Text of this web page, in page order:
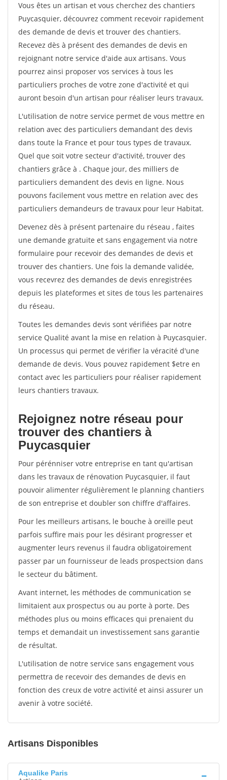
Vous êtes un artisan et vous cherchez des chantiers
Puycasquier, découvrez comment recevoir rapidement
des demande de devis et trouver des chantiers.
Recevez dès à présent des demandes de devis en
rejoignant notre service d'aide aux artisans. Vous
pourrez ainsi proposer vos services à tous les
particuliers proches de votre zone d'activité et qui
auront besoin d'un artisan pour réaliser leurs travaux.
L'utilisation de notre service permet de vous mettre en
relation avec des particuliers demandant des devis
dans toute la France et pour tous types de travaux.
Quel que soit votre secteur d'activité, trouver des
chantiers grâce à . Chaque jour, des milliers de
particuliers demandent des devis en ligne. Nous
pouvons facilement vous mettre en relation avec des
particuliers demandeurs de travaux pour leur Habitat.
Devenez dès à présent partenaire du réseau , faites
une demande gratuite et sans engagement via notre
formulaire pour recevoir des demandes de devis et
trouver des chantiers. Une fois la demande validée,
vous recevrez des demandes de devis enregistrées
depuis les plateformes et sites de tous les partenaires
du réseau.
Toutes les demandes devis sont vérifiées par notre
service Qualité avant la mise en relation à Puycasquier.
Un processus qui permet de vérifier la véracité d'une
demande de devis. Vous pouvez rapidement $etre en
contact avec les particuliers pour réaliser rapidement
leurs chantiers travaux.
Rejoignez notre réseau pour
trouver des chantiers à
Puycasquier
Pour pérénniser votre entreprise en tant qu'artisan
dans les travaux de rénovation Puycasquier, il faut
pouvoir alimenter régulièrement le planning chantiers
de son entreprise et doubler son chiffre d'affaires.
Pour les meilleurs artisans, le bouche à oreille peut
parfois suffire mais pour les désirant progresser et
augmenter leurs revenus il faudra obligatoirement
passer par un fournisseur de leads prospectsion dans
le secteur du bâtiment.
Avant internet, les méthodes de communication se
limitaient aux prospectus ou au porte à porte. Des
méthodes plus ou moins efficaces qui prenaient du
temps et demandait un investissement sans garantie
de résultat.
L'utilisation de notre service sans engagement vous
permettra de recevoir des demandes de devis en
fonction des creux de votre activité et ainsi assurer un
avenir à votre société.
Artisans Disponibles
Aqualike Paris